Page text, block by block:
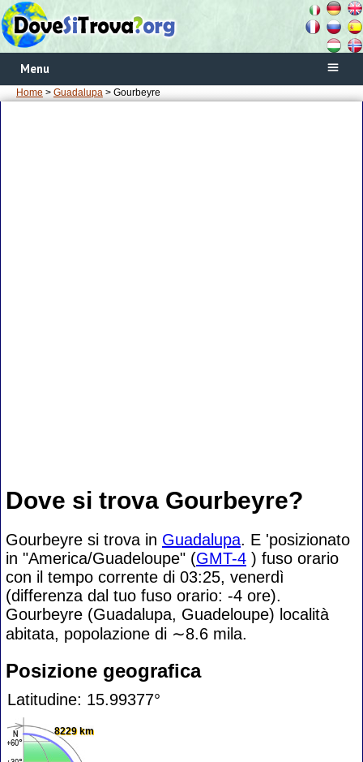
Menu
Home > Guadalupa > Gourbeyre
Dove si trova Gourbeyre?
Gourbeyre si trova in Guadalupa. E 'posizionato
in "America/Guadeloupe" (GMT-4 ) fuso orario
con il tempo corrente di 03:25, venerdì
(differenza dal tuo fuso orario: -4 ore).
Gourbeyre (Guadalupa, Guadeloupe) località
abitata, popolazione di ∼8.6 mila.
Posizione geografica
Latitudine: 15.99377°
8229 km